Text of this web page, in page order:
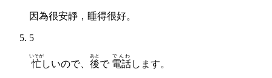
因為很安靜，睡得很好。
5
忙
いそが
しいので、 後
あと
で 電話
でんわ
します。